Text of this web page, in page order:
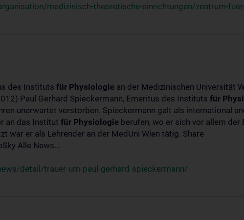
medizinisch-theoretische-einrichtungen/zentrum-
des Instituts für Physiologie an der Medizinischen Universität
Paul Gerhard Spieckermann, Emeritus des Instituts für
unerwartet verstorben. Spieckermann galt als international
an das Institut für Physiologie berufen, wo er sich vor allem
war er als Lehrender an der MedUni Wien tätig. Share
Alle News...
detail/trauer-um-paul-gerhard-spieckermann/